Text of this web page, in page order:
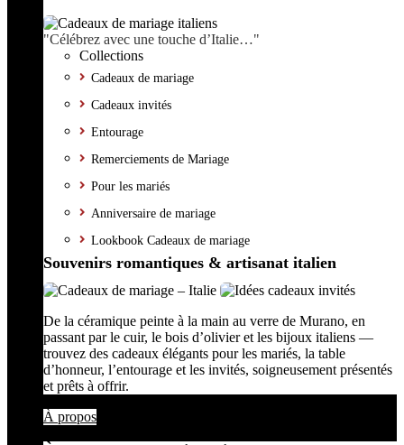
"Célébrez avec une touche d’Italie…"
Collections
Cadeaux de mariage
Cadeaux invités
Entourage
Remerciements de Mariage
Pour les mariés
Anniversaire de mariage
Lookbook Cadeaux de mariage
Souvenirs romantiques & artisanat italien
De la céramique peinte à la main au verre de Murano, en
passant par le cuir, le bois d’olivier et les bijoux italiens —
trouvez des cadeaux élégants pour les mariés, la table
d’honneur, l’entourage et les invités, soigneusement présentés
et prêts à offrir.
À propos